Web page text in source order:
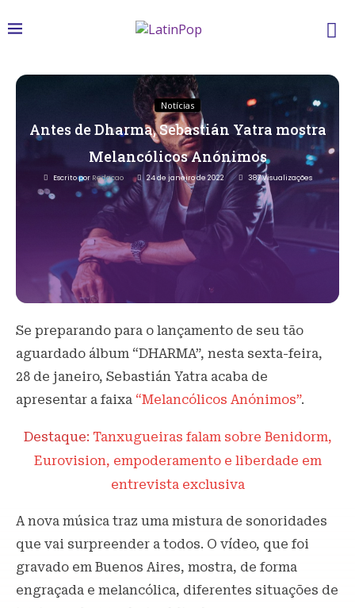
Notícias
Antes de Dharma, Sebastián Yatra mostra
Melancólicos Anónimos
Escrito por Redacao 24 de janeiro de 2022 387Visualizações
Se preparando para o lançamento de seu tão
aguardado álbum “DHARMA”, nesta sexta-feira,
28 de janeiro, Sebastián Yatra acaba de
apresentar a faixa “Melancólicos Anónimos”.
Destaque: Tanxugueiras falam sobre Benidorm,
Eurovision, empoderamento e liberdade em
entrevista exclusiva
A nova música traz uma mistura de sonoridades
que vai surpreender a todos. O vídeo, que foi
gravado em Buenos Aires, mostra, de forma
engraçada e melancólica, diferentes situações de